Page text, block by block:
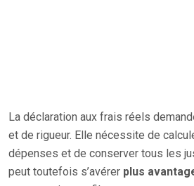
La déclaration aux frais réels
et de rigueur. Elle nécessite de
dépenses et de conserver tous les
peut toutefois s’avérer plus